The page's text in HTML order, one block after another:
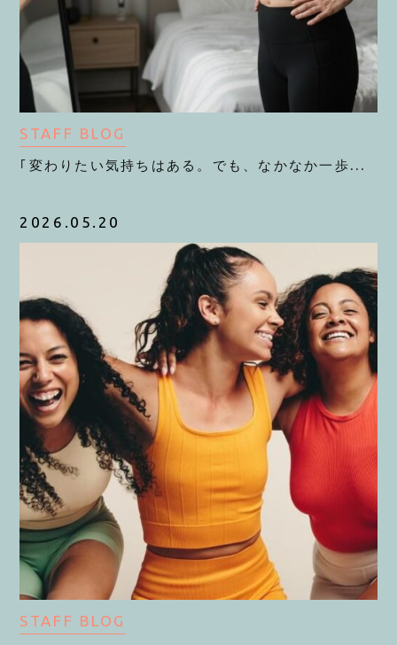
STAFF BLOG
｢変わりたい気持ちはある。でも、なかなか一歩...
2026.05.20
STAFF BLOG